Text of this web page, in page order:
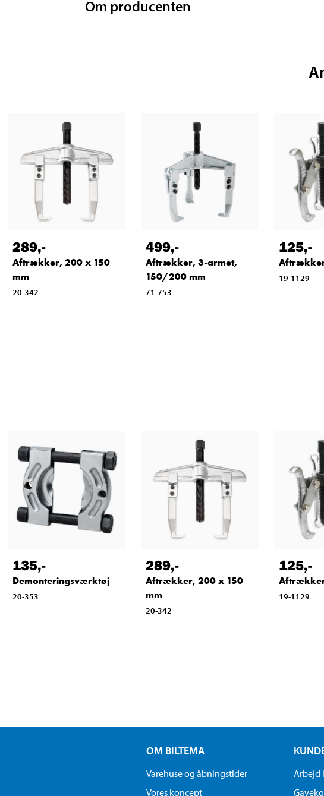
Om producenten
289,-
Aftrækker, 200 x 150
mm
20-342
499,-
Aftrækker, 3-armet,
150/200 mm
71-753
125,-
19-1129
135,-
Demonteringsværktøj
20-353
289,-
Aftrækker, 200 x 150
mm
20-342
125,-
19-1129
OM BILTEMA
Varehuse og åbningstider
Vores koncept
Arbejd